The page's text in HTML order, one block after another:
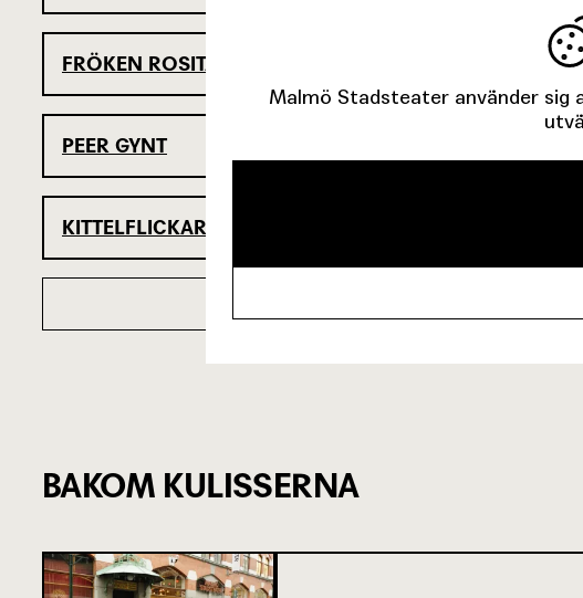
FRÖKEN ROSITA ELLER BLOMMORNAS SPRÅK
PEER GYNT
KITTELFLICKARENS BRÖLLOP
BAKOM KULISSERNA
Malmö Stadsteater använder